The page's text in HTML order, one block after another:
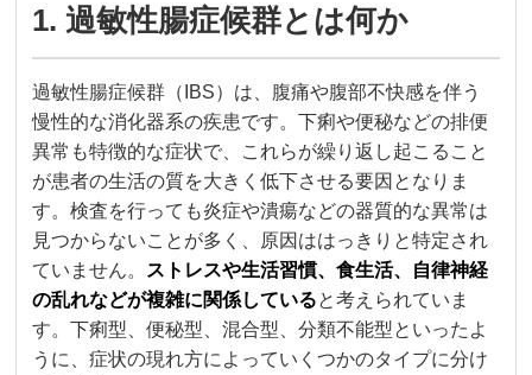
1. 過敏性腸症候群とは何か
過敏性腸症候群（IBS）は、腹痛や腹部不快感を伴う
慢性的な消化器系の疾患です。下痢や便秘などの排便
異常も特徴的な症状で、これらが繰り返し起こること
が患者の生活の質を大きく低下させる要因となりま
す。検査を行っても炎症や潰瘍などの器質的な異常は
見つからないことが多く、原因ははっきりと特定され
ていません。
ストレスや生活習慣、食生活、自律神経
の乱れなどが複雑に関係していると考えられていま
す。下痢型、便秘型、混合型、分類不能型といったよ
うに、症状の現れ方によっていくつかのタイプに分け